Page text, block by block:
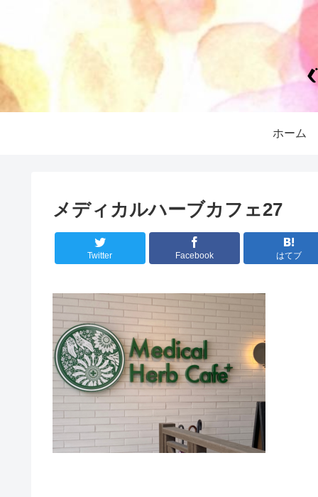
ホーム
メディカルハーブカフェ27
Twitter Facebook はてブ